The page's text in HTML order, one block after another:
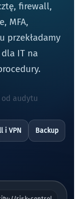
firewall,
MFA,
przekładamy
IT na
od audytu
i VPN Backup